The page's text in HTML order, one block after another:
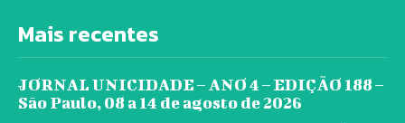
Mais recentes
JORNAL UNICIDADE – ANO 4 – EDIÇÃO 188 –
São Paulo, 08 a 14 de agosto de 2026